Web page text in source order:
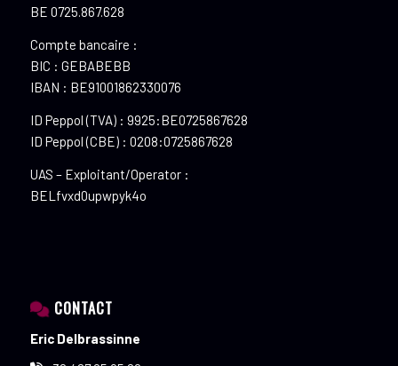
BE 0725.867.628
Compte bancaire :
BIC : GEBABEBB
IBAN : BE91001862330076
ID Peppol (TVA) : 9925:BE0725867628
ID Peppol (CBE) : 0208:0725867628
UAS – Exploitant/Operator :
BELfvxd0upwpyk4o
CONTACT
Eric Delbrassinne